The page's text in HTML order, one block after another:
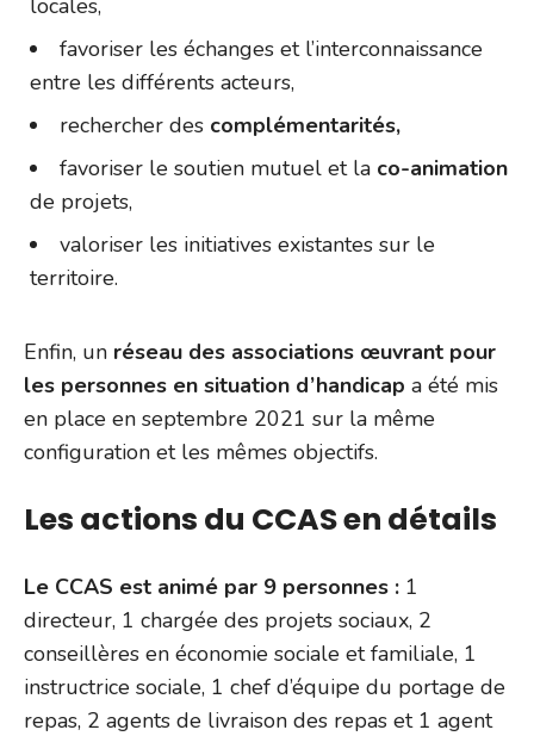
locales,
favoriser les échanges et l’interconnaissance
entre les différents acteurs,
rechercher des complémentarités,
favoriser le soutien mutuel et la co-animation
de projets,
valoriser les initiatives existantes sur le
territoire.
Enfin, un réseau des associations œuvrant pour
les personnes en situation d’handicap a été mis
en place en septembre 2021 sur la même
configuration et les mêmes objectifs.
Les actions du CCAS en détails
Le CCAS est animé par 9 personnes : 1
directeur, 1 chargée des projets sociaux, 2
conseillères en économie sociale et familiale, 1
instructrice sociale, 1 chef d’équipe du portage de
repas, 2 agents de livraison des repas et 1 agent